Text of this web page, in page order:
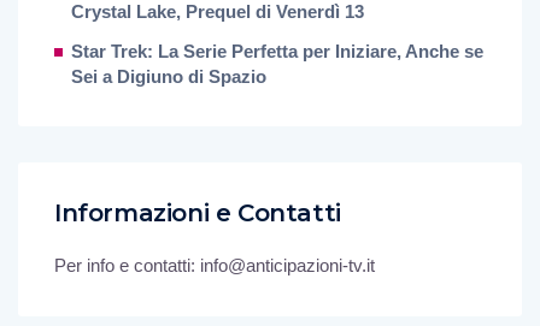
Crystal Lake, Prequel di Venerdì 13
Star Trek: La Serie Perfetta per Iniziare, Anche se
Sei a Digiuno di Spazio
Informazioni e Contatti
Per info e contatti: info@anticipazioni-tv.it